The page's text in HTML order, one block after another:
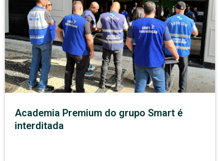
Academia Premium do grupo Smart é
interditada